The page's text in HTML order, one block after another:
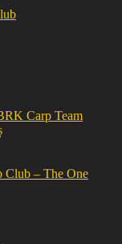
Carp Team
Club – The One